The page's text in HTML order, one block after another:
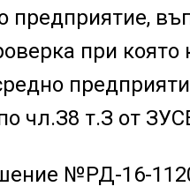
предприятие,
при която
чл.З8 т.З от
№РД-16-